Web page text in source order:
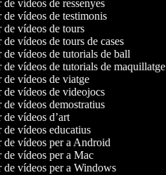
de vídeos de ressenyes
de vídeos de testimonis
de vídeos de tours
de vídeos de tours de cases
de vídeos de tutorials de ball
de vídeos de tutorials de maquillatge
de vídeos de viatge
de vídeos de videojocs
de vídeos demostratius
de vídeos d’art
de vídeos educatius
de vídeos per a Android
de vídeos per a Mac
de vídeos per a Windows